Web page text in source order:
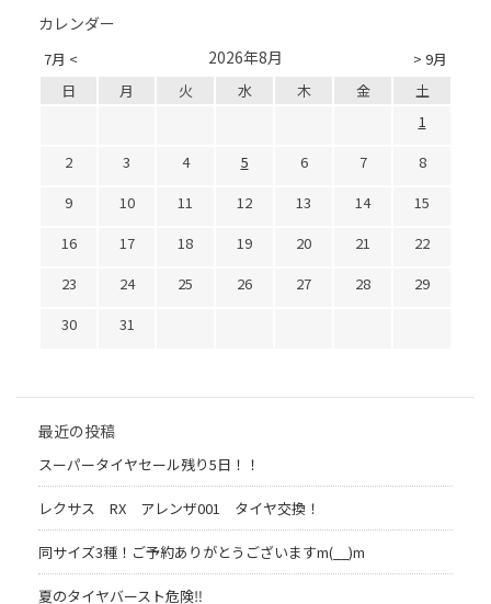
カレンダー
7月 < > 9月
2026年8月
日 月 火 水 木 金
土
1
2
3 4 5 6 7
8
9
10 11 12 13 14
15
16
17 18 19 20 21
22
23
24 25 26 27 28
29
30
31
最近の投稿
スーパータイヤセール残り5日！！
レクサス RX アレンザ001 タイヤ交換！
同サイズ3種！ご予約ありがとうございますm(__)m
夏のタイヤバースト危険‼